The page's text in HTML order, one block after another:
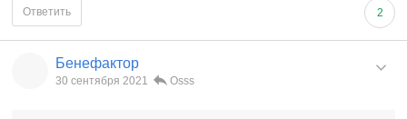
2
Ответить
Бенефактор
30 сентября 2021 Osss